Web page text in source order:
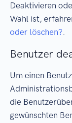
Deaktivieren
Wahl ist,
oder löschen?.
Benutzer
Um einen
die
gewünschten